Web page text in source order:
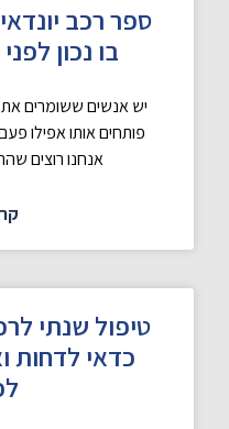
בו נכון
יש אנשים ששומרים
פותחים אותו אפילו
אנחנו רוצים
טיפול שנתי
כדאי לדחות